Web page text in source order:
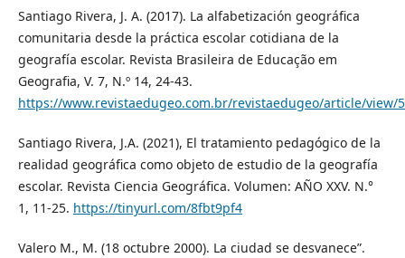
Santiago Rivera, J. A. (2017). La alfabetización geográfica
comunitaria desde la práctica escolar cotidiana de la
geografía escolar. Revista Brasileira de Educação em
Geografia, V. 7, N.º 14, 24-43.
https://www.revistaedugeo.com.br/revistaedugeo/article/view/
Santiago Rivera, J.A. (2021), El tratamiento pedagógico de la
realidad geográfica como objeto de estudio de la geografía
escolar. Revista Ciencia Geográfica. Volumen: AÑO XXV. N.°
1, 11-25. https://tinyurl.com/8fbt9pf4
Valero M., M. (18 octubre 2000). La ciudad se desvanece”.